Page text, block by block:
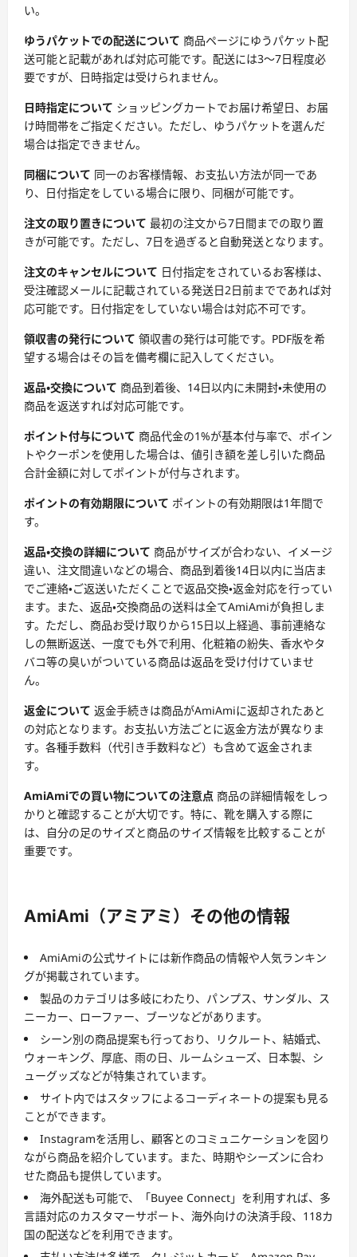
い。
ゆうパケットでの配送について 商品ページにゆうパケット配
送可能と記載があれば対応可能です。配送には3～7日程度必
要ですが、日時指定は受けられません。
日時指定について ショッピングカートでお届け希望日、お届
け時間帯をご指定ください。ただし、ゆうパケットを選んだ
場合は指定できません。
同梱について 同一のお客様情報、お支払い方法が同一であ
り、日付指定をしている場合に限り、同梱が可能です。
注文の取り置きについて 最初の注文から7日間までの取り置
きが可能です。ただし、7日を過ぎると自動発送となります。
注文のキャンセルについて 日付指定をされているお客様は、
受注確認メールに記載されている発送日2日前までであれば対
応可能です。日付指定をしていない場合は対応不可です。
領収書の発行について 領収書の発行は可能です。PDF版を希
望する場合はその旨を備考欄に記入してください。
返品・交換について 商品到着後、14日以内に未開封・未使用の
商品を返送すれば対応可能です。
ポイント付与について 商品代金の1%が基本付与率で、ポイン
トやクーポンを使用した場合は、値引き額を差し引いた商品
合計金額に対してポイントが付与されます。
ポイントの有効期限について ポイントの有効期限は1年間で
す。
返品・交換の詳細について 商品がサイズが合わない、イメージ
違い、注文間違いなどの場合、商品到着後14日以内に当店ま
でご連絡・ご返送いただくことで返品交換・返金対応を行ってい
ます。また、返品・交換商品の送料は全てAmiAmiが負担しま
す。ただし、商品お受け取りから15日以上経過、事前連絡な
しの無断返送、一度でも外で利用、化粧箱の紛失、香水やタ
バコ等の臭いがついている商品は返品を受け付けていませ
ん。
返金について 返金手続きは商品がAmiAmiに返却されたあと
の対応となります。お支払い方法ごとに返金方法が異なりま
す。各種手数料（代引き手数料など）も含めて返金されま
す。
AmiAmiでの買い物についての注意点 商品の詳細情報をしっ
かりと確認することが大切です。特に、靴を購入する際に
は、自分の足のサイズと商品のサイズ情報を比較することが
重要です。
AmiAmi（アミアミ）その他の情報
AmiAmiの公式サイトには新作商品の情報や人気ランキン
グが掲載されています。
製品のカテゴリは多岐にわたり、パンプス、サンダル、ス
ニーカー、ローファー、ブーツなどがあります。
シーン別の商品提案も行っており、リクルート、結婚式、
ウォーキング、厚底、雨の日、ルームシューズ、日本製、シ
ューグッズなどが特集されています。
サイト内ではスタッフによるコーディネートの提案も見る
ことができます。
Instagramを活用し、顧客とのコミュニケーションを図り
ながら商品を紹介しています。また、時期やシーズンに合わ
せた商品も提供しています。
海外配送も可能で、「Buyee Connect」を利用すれば、多
言語対応のカスタマーサポート、海外向けの決済手段、118カ
国の配送などを利用できます。